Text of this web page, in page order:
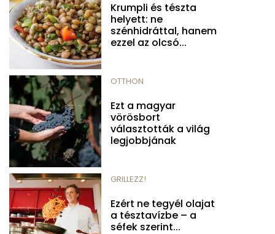
Krumpli és tészta
helyett: ne
szénhidráttal, hanem
ezzel az olcsó...
OTTHON
Ezt a magyar
vörösbort
választották a világ
legjobbjának
GRILLEZZ!
Ezért ne tegyél olajat
a tésztavízbe – a
séfek szerint...